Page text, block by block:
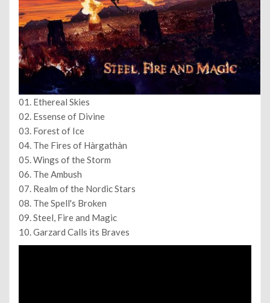
01. Ethereal Skies
02. Essense of Divine
03. Forest of Ice
04. The Fires of Hàrgathàn
05. Wings of the Storm
06. The Ambush
07. Realm of the Nordic Stars
08. The Spell's Broken
09. Steel, Fire and Magic
10. Garzard Calls its Braves